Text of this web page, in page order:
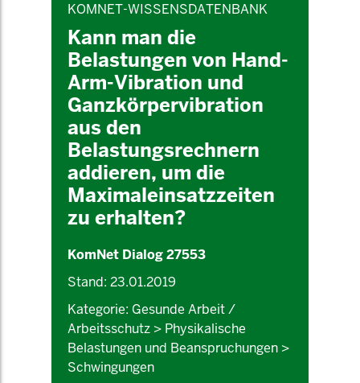
KOMNET-WISSENSDATENBANK
Kann man die
Belastungen von Hand-
Arm-Vibration und
Ganzkörpervibration
aus den
Belastungsrechnern
addieren, um die
Maximaleinsatzzeiten
zu erhalten?
KomNet Dialog 27553
Stand: 23.01.2019
Kategorie: Gesunde Arbeit /
Arbeitsschutz > Physikalische
Belastungen und Beanspruchungen >
Schwingungen